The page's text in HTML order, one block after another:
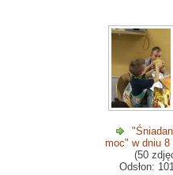
moc" w dniu 8
(50
Odsłon: